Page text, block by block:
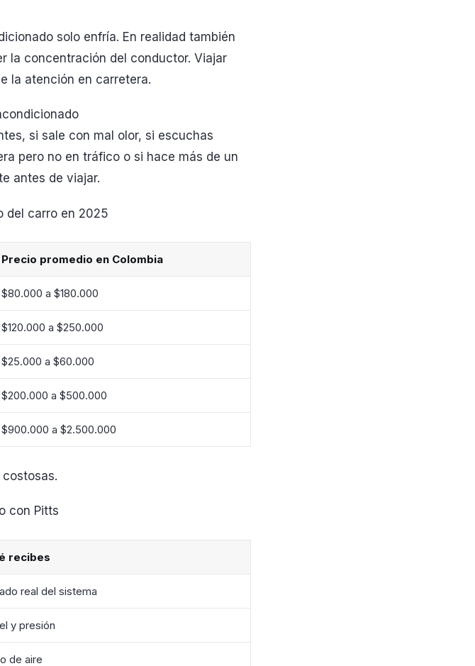
solo enfría. En realidad también
la concentración del conductor. Viajar
la atención en carretera.
si sale con mal olor, si escuchas
pero no en tráfico o si hace más de un
antes de viajar.
del carro en 2025
Precio promedio en Colombia
$80.000 a $180.000
$120.000 a $250.000
$25.000 a $60.000
$200.000 a $500.000
$900.000 a $2.500.000
con Pitts
recibes
real del sistema
y presión
de aire